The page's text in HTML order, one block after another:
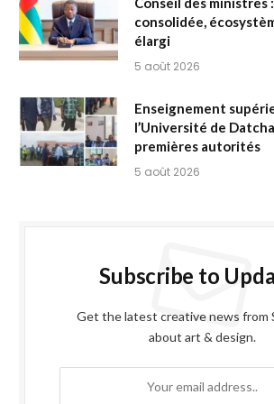
consolidée,
élargi
5 août 2026
Enseignement
l’Université de
premières autorités
5 août 2026
Subscribe to
Get the latest creative news from
about art & design.